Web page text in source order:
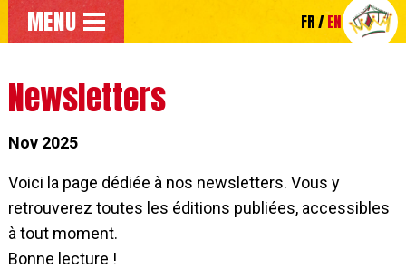
Go to the main menu
Go directly to the main content of the page
MENU FR EN
Newsletters
Nov 2025
Voici la page dédiée à nos newsletters. Vous y
retrouverez toutes les éditions publiées, accessibles
à tout moment.
Bonne lecture !